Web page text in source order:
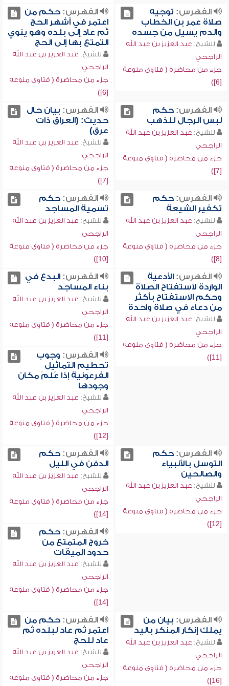
الفهرس: توجيه
صلاة عمر بن الخطاب
والدم يسيل من جسده
للشيخ: عبد العزيز بن عبد الله
الراجحي
جزء من محاضرة ( فتاوى منوعة
[6])
الفهرس:حكم من
اعتمر في أشهر الحج
ثم عاد إلى بلده وهو ينوي
التمتع بها إلى الحج
للشيخ: عبد العزيز بن عبد الله
الراجحي
جزء من محاضرة ( فتاوى منوعة
[6])
الفهرس:حكم
لبس الرجال للذهب
للشيخ: عبد العزيز بن عبد الله
الراجحي
جزء من محاضرة ( فتاوى منوعة
[7])
الفهرس: بيان حال
حديث: (العراق ذات
عرق)
للشيخ: عبد العزيز بن عبد الله
الراجحي
جزء من محاضرة ( فتاوى منوعة
[7])
الفهرس:حكم
تكفير الشيعة
للشيخ: عبد العزيز بن عبد الله
الراجحي
جزء من محاضرة ( فتاوى منوعة
[8])
الفهرس:حكم
تسمية المساجد
للشيخ: عبد العزيز بن عبد الله
الراجحي
جزء من محاضرة ( فتاوى منوعة
[10])
الفهرس:الأدعية
الواردة لاستفتاح الصلاة
وحكم الاستفتاح بأكثر
من دعاء في صلاة واحدة
للشيخ: عبد العزيز بن عبد الله
الراجحي
جزء من محاضرة ( فتاوى منوعة
[11])
الفهرس:البدع في
بناء المساجد
للشيخ: عبد العزيز بن عبد الله
الراجحي
جزء من محاضرة ( فتاوى منوعة
[11])
الفهرس: وجوب
تحطيم التماثيل
الفرعونية إذا عُلِمَ مكان
وجودها
للشيخ: عبد العزيز بن عبد الله
الراجحي
جزء من محاضرة ( فتاوى منوعة
[12])
الفهرس:حكم
التوسل بالأنبياء
والصالحين
للشيخ: عبد العزيز بن عبد الله
الراجحي
جزء من محاضرة ( فتاوى منوعة
[12])
الفهرس:حكم
الدفن في الليل
للشيخ: عبد العزيز بن عبد الله
الراجحي
جزء من محاضرة ( فتاوى منوعة
[14])
الفهرس:حكم
خروج المتمتع من
حدود الميقات
للشيخ: عبد العزيز بن عبد الله
الراجحي
جزء من محاضرة ( فتاوى منوعة
[14])
الفهرس: بيان من
يملك إنكار المنكر باليد
للشيخ: عبد العزيز بن عبد الله
الراجحي
جزء من محاضرة ( فتاوى منوعة
[16])
الفهرس:حكم من
اعتمر ثم عاد لبلده ثم
عاد للحج
للشيخ: عبد العزيز بن عبد الله
الراجحي
جزء من محاضرة ( فتاوى منوعة